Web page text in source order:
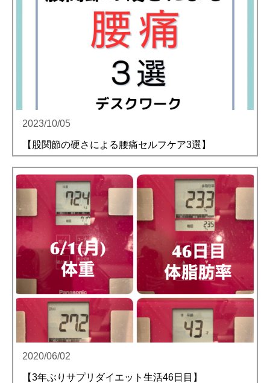
2023/10/05
【股関節の硬さによる腰痛セルフケア3選】
2020/06/02
【3年ぶりサプリダイエット生活46日目】